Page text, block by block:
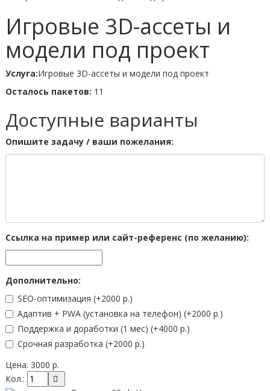
Игровые 3D-ассеты и
модели под проект
Услуга:Игровые 3D-ассеты и модели под проект
Осталось пакетов: 11
Доступные варианты
Опишите задачу / ваши пожелания:
Ссылка на пример или сайт-референс (по желанию):
Дополнительно:
SEO-оптимизация (+2000 р.)
Адаптив + PWA (установка на телефон) (+2000 р.)
Поддержка и доработки (1 мес) (+4000 р.)
Срочная разработка (+2000 р.)
Цена: 3000 р.
Кол.: